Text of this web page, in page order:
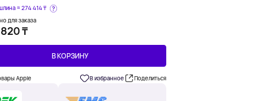
₸
для заказа
≈ 274 414 ₸
В КОРЗИНУ
Apple В избранное Поделиться